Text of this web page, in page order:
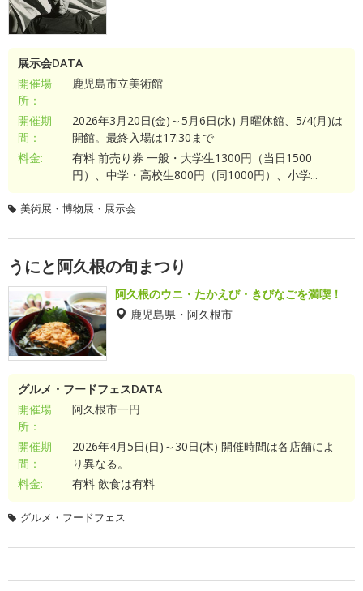
展示会DATA
開催場
所：
鹿児島市立美術館
開催期
間：
2026年3月20日(金)～5月6日(水) 月曜休館、5/4(月)は
開館。最終入場は17:30まで
料金:
有料 前売り券 一般・大学生1300円（当日1500
円）、中学・高校生800円（同1000円）、小学...
美術展・博物展・展示会
うにと阿久根の旬まつり
阿久根のウニ・たかえび・きびなごを満喫！
鹿児島県・阿久根市
グルメ・フードフェスDATA
開催場
所：
阿久根市一円
開催期
間：
2026年4月5日(日)～30日(木) 開催時間は各店舗によ
り異なる。
料金:
有料 飲食は有料
グルメ・フードフェス